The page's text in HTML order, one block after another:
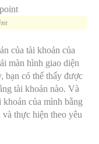
của tài khoản của
màn hình giao diện
bạn có thể thấy được
tài khoản nào. Và
khoản của mình bằng
và thực hiện theo yêu